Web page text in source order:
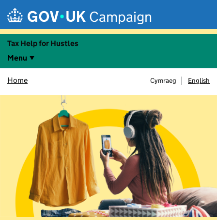
Campaign
Tax Help for Hustles
Menu
Home Cymraeg English